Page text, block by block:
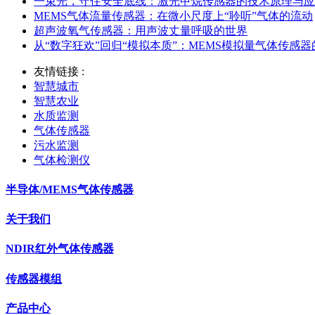
MEMS气体流量传感器：在微小尺度上“聆听”气体的流动
超声波氧气传感器：用声波丈量呼吸的世界
从“数字狂欢”回归“模拟本质”：MEMS模拟量气体传感
友情链接 :
智慧城市
智慧农业
水质监测
气体传感器
污水监测
气体检测仪
半导体/MEMS气体传感器
关于我们
NDIR红外气体传感器
传感器模组
产品中心